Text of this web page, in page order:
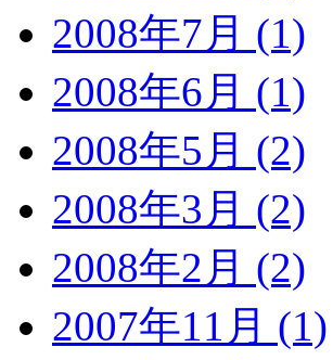
2008年7月 (1)
2008年6月 (1)
2008年5月 (2)
2008年3月 (2)
2008年2月 (2)
2007年11月 (1)